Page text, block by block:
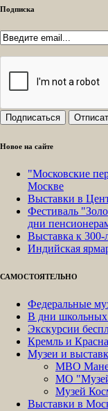
Подписка
Новое на сайте
"Московские
Москве
Выставки в
Фестиваль
дни
Выставка к
Индийская
САМОСТОЯТЕЛЬНО
Федеральные
В дни школьных
Экскурсии
Кремль и
Музеи и
МВО
МО
Музей
Выставки в